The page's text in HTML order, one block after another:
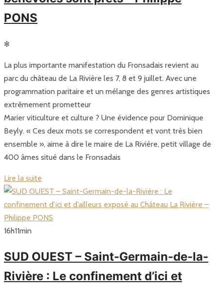
PONS
✻
La plus importante manifestation du Fronsadais revient au
parc du château de La Rivière les 7, 8 et 9 juillet. Avec une
programmation paritaire et un mélange des genres artistiques
extrêmement prometteur
Marier viticulture et culture ? Une évidence pour Dominique
Beyly. « Ces deux mots se correspondent et vont très bien
ensemble », aime à dire le maire de La Rivière, petit village de
400 âmes situé dans le Fronsadais
Lire la suite
16h11min
SUD OUEST – Saint-Germain-de-la-
Rivière : Le confinement d’ici et